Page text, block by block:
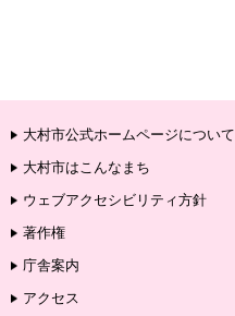
大村市公式ホームページについて
大村市はこんなまち
ウェブアクセシビリティ方針
著作権
庁舎案内
アクセス